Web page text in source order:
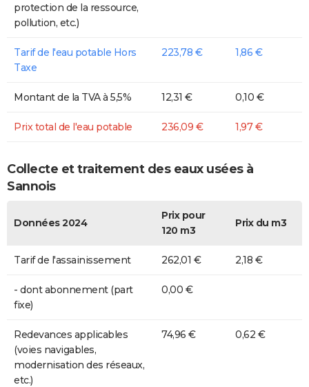
protection de la ressource,
pollution, etc.)
Tarif de l'eau potable Hors
Taxe
223,78 € 1,86 €
Montant de la TVA à 5,5% 12,31 € 0,10 €
Prix total de l'eau potable 236,09 € 1,97 €
Collecte et traitement des eaux usées à
Sannois
Données 2024
Prix pour
120 m3
Prix du m3
Tarif de l'assainissement 262,01 € 2,18 €
- dont abonnement (part
fixe)
0,00 €
Redevances applicables
(voies navigables,
modernisation des réseaux,
etc.)
74,96 € 0,62 €